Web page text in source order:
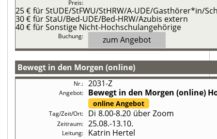
25 € für StUDE/StFWU/StHRW/A-UDE/Gasthörer*in/
30 € für StaU/Bed-UDE/Bed-HRW/Azubis extern
40 € für Sonstige Nicht-Hochschulangehörige
zum Angebot
Bewegt in den Morgen (online)
2031-Z
Bewegt in den Morgen (online)
online Angebot
Di 8.00-8.20 über Zoom
25.08.-13.10.
Katrin Hertel